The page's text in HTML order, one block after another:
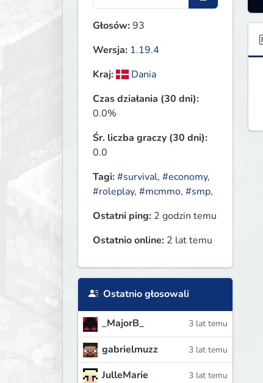
Głosów:93
Wersja: 1.19.4
Kraj:
Dania
Czas działania (30 dni):
0.0%
Śr. liczba graczy (30 dni):
0.0
Tagi:#survival, #economy,
#roleplay, #mcmmo, #smp,
Ostatni ping: 2 godzin temu
Ostatnio online: 2 lat temu
Ostatnio głosowali
_MajorB_ 3 lat temu
gabrielmuzz 3 lat temu
JulleMarie 3 lat temu